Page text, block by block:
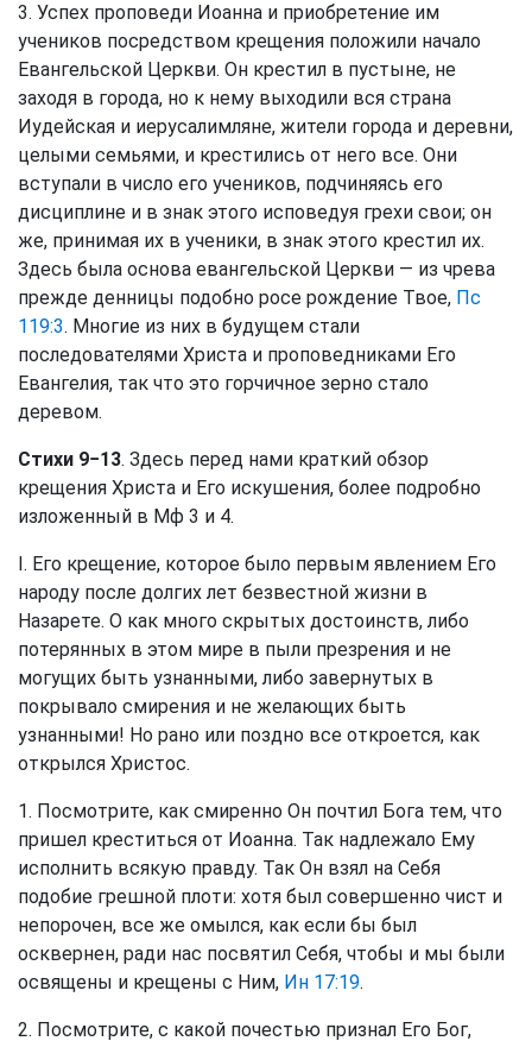
3. Успех проповеди Иоанна и приобретение им
учеников посредством крещения положили начало
Евангельской Церкви. Он крестил в пустыне, не
заходя в города, но к нему выходили вся страна
Иудейская и иерусалимляне, жители города и деревни,
целыми семьями, и крестились от него все. Они
вступали в число его учеников, подчиняясь его
дисциплине и в знак этого исповедуя грехи свои; он
же, принимая их в ученики, в знак этого крестил их.
Здесь была основа евангельской Церкви — из чрева
прежде денницы подобно росе рождение Твое, Пс
119:3. Многие из них в будущем стали
последователями Христа и проповедниками Его
Евангелия, так что это горчичное зерно стало
деревом.
Стихи 9−13. Здесь перед нами краткий обзор
крещения Христа и Его искушения, более подробно
изложенный в Мф 3 и 4.
I. Его крещение, которое было первым явлением Его
народу после долгих лет безвестной жизни в
Назарете. О как много скрытых достоинств, либо
потерянных в этом мире в пыли презрения и не
могущих быть узнанными, либо завернутых в
покрывало смирения и не желающих быть
узнанными! Но рано или поздно все откроется, как
открылся Христос.
1. Посмотрите, как смиренно Он почтил Бога тем, что
пришел креститься от Иоанна. Так надлежало Ему
исполнить всякую правду. Так Он взял на Себя
подобие грешной плоти: хотя был совершенно чист и
непорочен, все же омылся, как если бы был
осквернен, ради нас посвятил Себя, чтобы и мы были
освящены и крещены с Ним, Ин 17:19.
2. Посмотрите, с какой почестью признал Его Бог,